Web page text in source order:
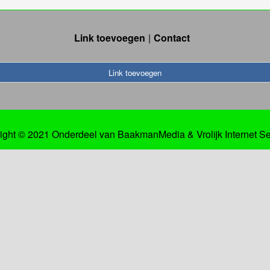
Link toevoegen Contact
Link toevoegen
© 2021 Onderdeel van BaakmanMedia& Vrolijk Internet